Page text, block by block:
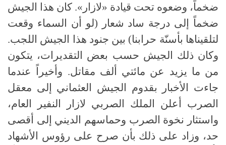
ضخماً، وضعوه تحت قيادة «لازار». كان هذا الجيش
ضخماً إلى درجة ساد شعار (لو أن السماء وقعت
لتلقيناها بأسنّة حرابنا) بين جنود هذا الجيش اللجب.
وكان ذلك الجيش حسب بعض التقديرات، يتكون
من ما يزيد عن مائتي ألف مقاتل. وأخيراً عندما
جاءت الأخبار بقدوم الجيش العثماني إلى معقل
الصرب أعلن الملك الصربي لازار النفير العام،
واستثار نخوة الصرب وحماسهم الديني إلى أقصى
حد، وزاد على ذلك بأن صرح على رؤوس الأشهاد